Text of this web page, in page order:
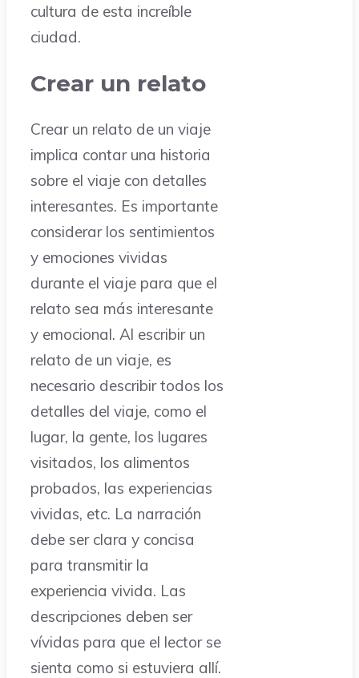
cultura de esta increíble
ciudad.
Crear un relato
Crear un relato de un viaje
implica contar una historia
sobre el viaje con detalles
interesantes. Es importante
considerar los sentimientos
y emociones vividas
durante el viaje para que el
relato sea más interesante
y emocional. Al escribir un
relato de un viaje, es
necesario describir todos los
detalles del viaje, como el
lugar, la gente, los lugares
visitados, los alimentos
probados, las experiencias
vividas, etc. La narración
debe ser clara y concisa
para transmitir la
experiencia vivida. Las
descripciones deben ser
vívidas para que el lector se
sienta como si estuviera allí.